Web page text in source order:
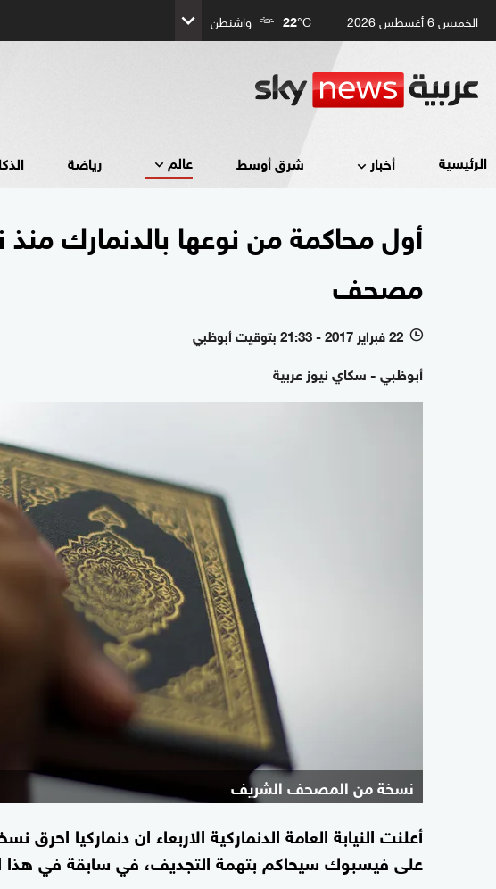
الخميس 6 أغسطس 2026 22°C واشنطن
الرئيسية أخبار شرق أوسط عالم رياضة
أول محاكمة من نوعها بالدنمارك
مصحف
l 22 فبراير 2017 - 21:33 بتوقيت أبوظبي
أبوظبي - سكاي نيوز عربية
نسخة من المصحف الشريف
أعلنت النيابة العامة الدنماركية الاربعاء ان دنماركيا
على فيسبوك سيحاكم بتهمة التجديف، في سابقة في هذا البلد